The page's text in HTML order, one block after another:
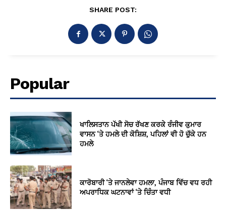
SHARE POST:
Popular
ਖਾਲਿਸਤਾਨ ਪੱਖੀ ਸੋਚ ਰੱਖਣ ਕਰਕੇ ਰੰਜੀਵ ਕੁਮਾਰ
ਵਾਸਨ ‘ਤੇ ਹਮਲੇ ਦੀ ਕੋਸ਼ਿਸ਼, ਪਹਿਲਾਂ ਵੀ ਹੋ ਚੁੱਕੇ ਹਨ
ਹਮਲੇ
ਕਾਰੋਬਾਰੀ ‘ਤੇ ਜਾਨਲੇਵਾ ਹਮਲਾ, ਪੰਜਾਬ ਵਿੱਚ ਵਧ ਰਹੀ
ਅਪਰਾਧਿਕ ਘਟਨਾਵਾਂ ‘ਤੇ ਚਿੰਤਾ ਵਧੀ